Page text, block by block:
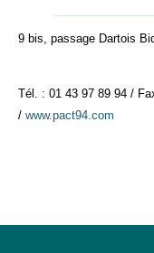
9 bis, passage Dartois
Tél. : 01 43 97 89 94 /
/ www.pact94.com